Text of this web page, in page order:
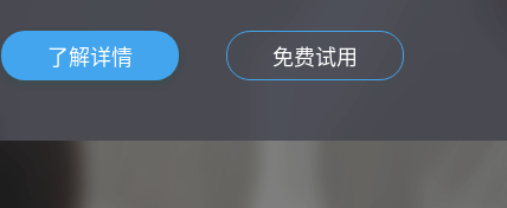
了解详情 免费试用